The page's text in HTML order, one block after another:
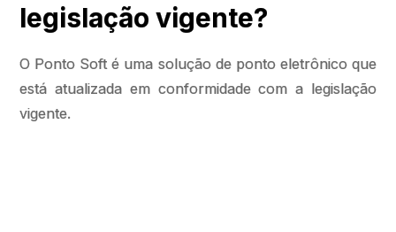
legislação vigente?
O Ponto Soft é uma solução de ponto eletrônico que
está atualizada em conformidade com a legislação
vigente.